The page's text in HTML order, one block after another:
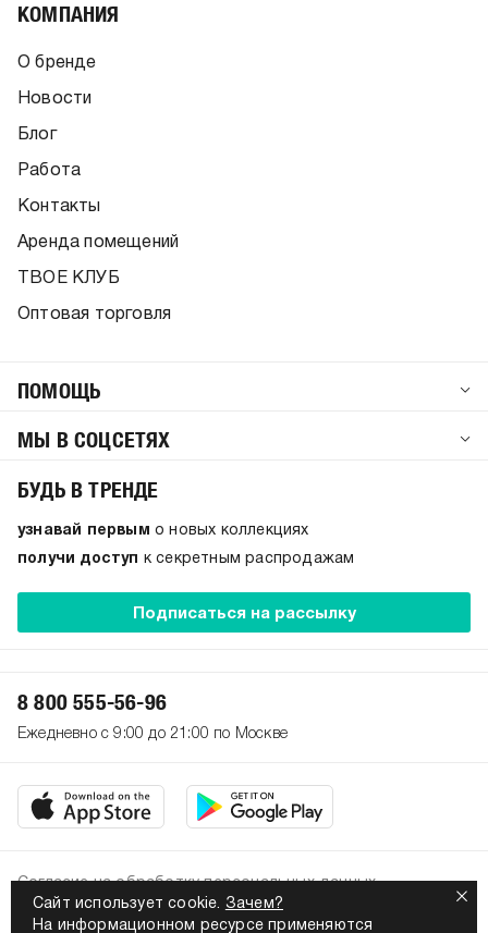
Сайт использует cookie. Зачем?
На информационном ресурсе применяются
КОМПАНИЯ
О бренде
Новости
Блог
Работа
Контакты
Аренда помещений
ТВОЕ КЛУБ
Оптовая торговля
ПОМОЩЬ
МЫ В СОЦСЕТЯХ
БУДЬ В ТРЕНДЕ
узнавай первым о новых коллекциях
получи доступ
к секретным распродажам
Подписаться на рассылку
8 800 555-56-96
Ежедневно с 9:00 до 21:00 по Москве
Политика конфиденциальности
Согласие на обработку персональных данных